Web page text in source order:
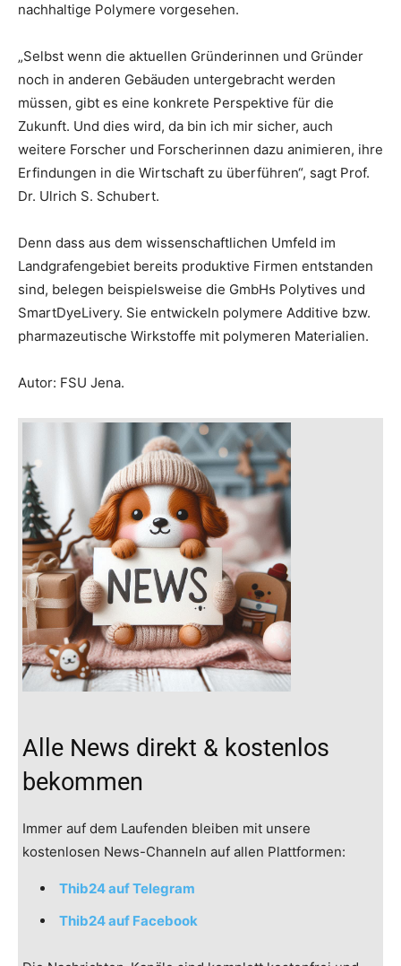
nachhaltige Polymere vorgesehen.
„Selbst wenn die aktuellen Gründerinnen und Gründer
noch in anderen Gebäuden untergebracht werden
müssen, gibt es eine konkrete Perspektive für die
Zukunft. Und dies wird, da bin ich mir sicher, auch
weitere Forscher und Forscherinnen dazu animieren, ihre
Erfindungen in die Wirtschaft zu überführen“, sagt Prof.
Dr. Ulrich S. Schubert.
Denn dass aus dem wissenschaftlichen Umfeld im
Landgrafengebiet bereits produktive Firmen entstanden
sind, belegen beispielsweise die GmbHs Polytives und
SmartDyeLivery. Sie entwickeln polymere Additive bzw.
pharmazeutische Wirkstoffe mit polymeren Materialien.
Autor: FSU Jena.
Alle News direkt & kostenlos
bekommen
Immer auf dem Laufenden bleiben mit unsere
kostenlosen News-Channeln auf allen Plattformen:
Thib24 auf Telegram
Thib24 auf Facebook